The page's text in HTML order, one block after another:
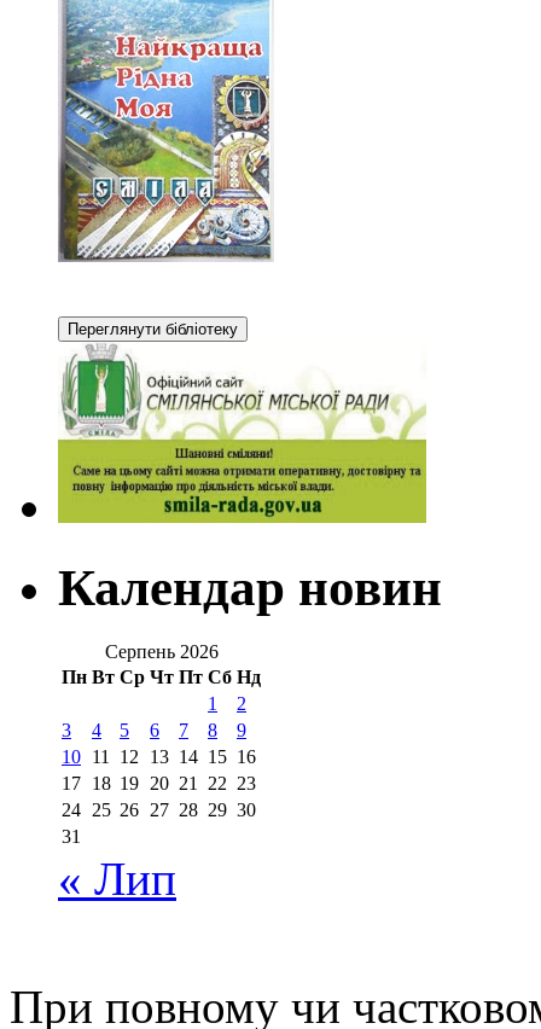
Календар новин
Серпень 2026
Пн Вт Ср Чт Пт Сб Нд
1
2
3
4 5 6 7 8
9
10 11 12 13 14 15 16
17 18 19 20 21 22 23
24 25 26 27 28 29 30
31
« Лип
При повному чи